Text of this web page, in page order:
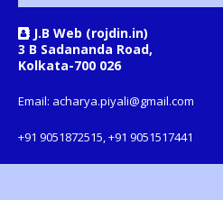
J.B Web (rojdin.in)
3 B Sadananda Road,
Kolkata-700 026
Email: acharya.piyali@gmail.com
+91 9051872515, +91 9051517441